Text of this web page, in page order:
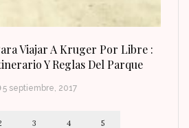
Viajar A Kruger Por Libre :
Y Reglas Del Parque
5 septiembre, 2017
3 4 5